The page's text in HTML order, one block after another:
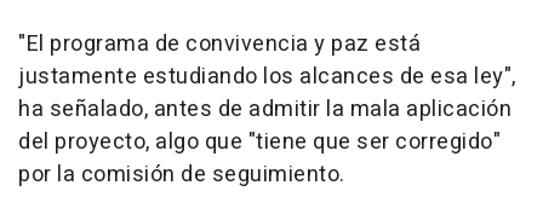
"El programa de convivencia y paz está
justamente estudiando los alcances de esa ley",
ha señalado, antes de admitir la mala aplicación
del proyecto, algo que "tiene que ser corregido"
por la comisión de seguimiento.